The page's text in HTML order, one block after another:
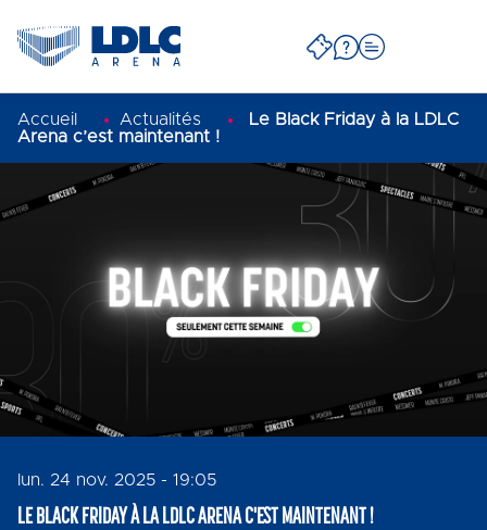
Accueil Actualités
Le Black Friday à la LDLC
Arena c’est maintenant !
lun. 24 nov. 2025 - 19:05
LE BLACK FRIDAY À LA LDLC ARENA C'EST MAINTENANT !